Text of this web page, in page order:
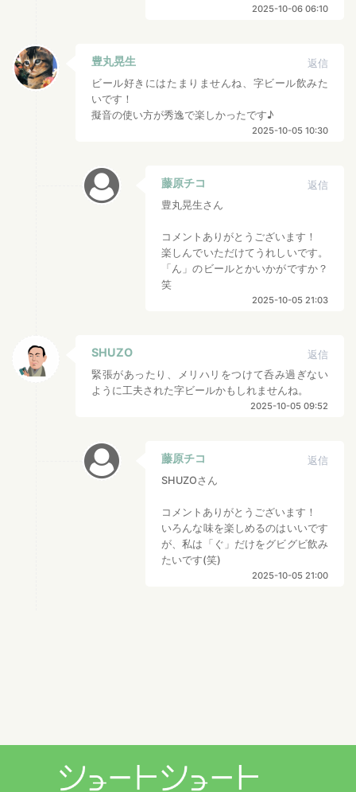
2025-10-06 06:10
豊丸晃生
返信
ビール好きにはたまりませんね、字ビール飲みた
いです！
擬音の使い方が秀逸で楽しかったです♪
2025-10-05 10:30
藤原チコ
返信
豊丸晃生さん
コメントありがとうございます！
楽しんでいただけてうれしいです。
「ん」のビールとかいかがですか？
笑
2025-10-05 21:03
SHUZO
返信
緊張があったり、メリハリをつけて呑み過ぎない
ように工夫された字ビールかもしれませんね。
2025-10-05 09:52
藤原チコ
返信
SHUZOさん
コメントありがとうございます！
いろんな味を楽しめるのはいいです
が、私は「ぐ」だけをグビグビ飲み
たいです(笑)
2025-10-05 21:00